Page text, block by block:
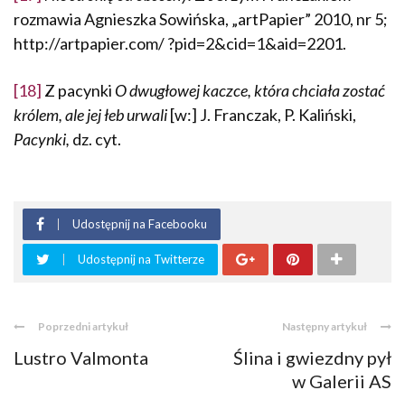
rozmawia Ag­nieszka Sowińska, „artPapier” 2010, nr 5;
http://artpapier.com/ ?pid=2&cid=1&aid=2201.
[18] Z pacynki O dwugłowej kaczce, która chciała zostać
królem, ale jej łeb urwali[w:] J. Franczak, P. Kaliński,
Pacynki, dz. cyt.
Udostępnij na Facebooku
Udostępnij na Twitterze
Poprzedni artykuł
Lustro Valmonta
Następny artykuł
Ślina i gwiezdny pył
w Galerii AS